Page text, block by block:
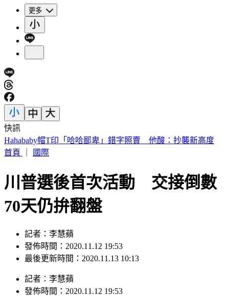
更多
快訊
本週蛋價漲3元！雞蛋產量減+颱風預期因素 批發價49元
首頁
國際
川普選後首次活動 交接倒數
70天仍拚翻盤
記者：李慧蘋
發佈時間：2020.11.12 19:53
最後更新時間：2020.11.13 10:13
記者 ： 李慧蘋
發佈時間： 2020.11.12 19:53